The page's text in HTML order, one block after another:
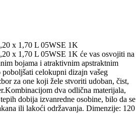
x 1,70 L 05WSE 1K
x 1,70 L 05WSE 1K će vas osvojiti na
bojama i atraktivnim apstraktnim
poboljšati celokupni dizajn vašeg
za one koji žele stvoriti udoban, čist,
dva odlična materijala,
dobija izvanredne osobine, bilo da se
ili lakoći održavanja. Dimenzije: 120